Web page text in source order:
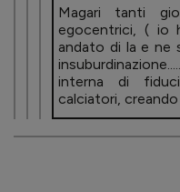
Magari tanti
egocentrici, ( io
andato di la e ne
interna di
calciatori,